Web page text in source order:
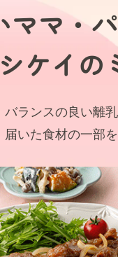
ママ・
ケイの
ランスの良い離
いた食材の一部